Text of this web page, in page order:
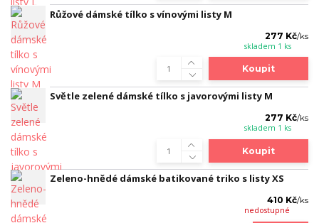
Růžové dámské tílko s vínovými listy M
277 Kč/ks
skladem 1 ks
Koupit
Světle zelené dámské tílko s javorovými listy M
277 Kč/ks
skladem 1 ks
Koupit
Zeleno-hnědé dámské batikované triko s listy XS
410 Kč/ks
nedostupné